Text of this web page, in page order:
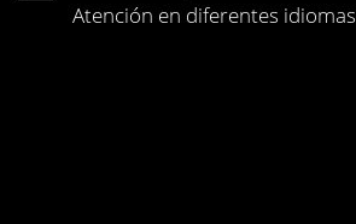
Atención en diferentes idiomas